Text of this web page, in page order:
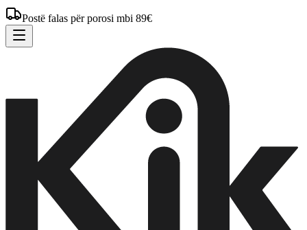
Postë falas për porosi mbi 89€